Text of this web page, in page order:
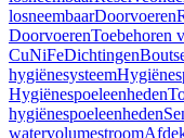
losneembaarDoorvoeren
DoorvoerenToebehoren
CuNiFeDichtingen
hygiënesysteem
Hygiënespoeleenheden
hygiënespoeleenheden
watervolumestroom